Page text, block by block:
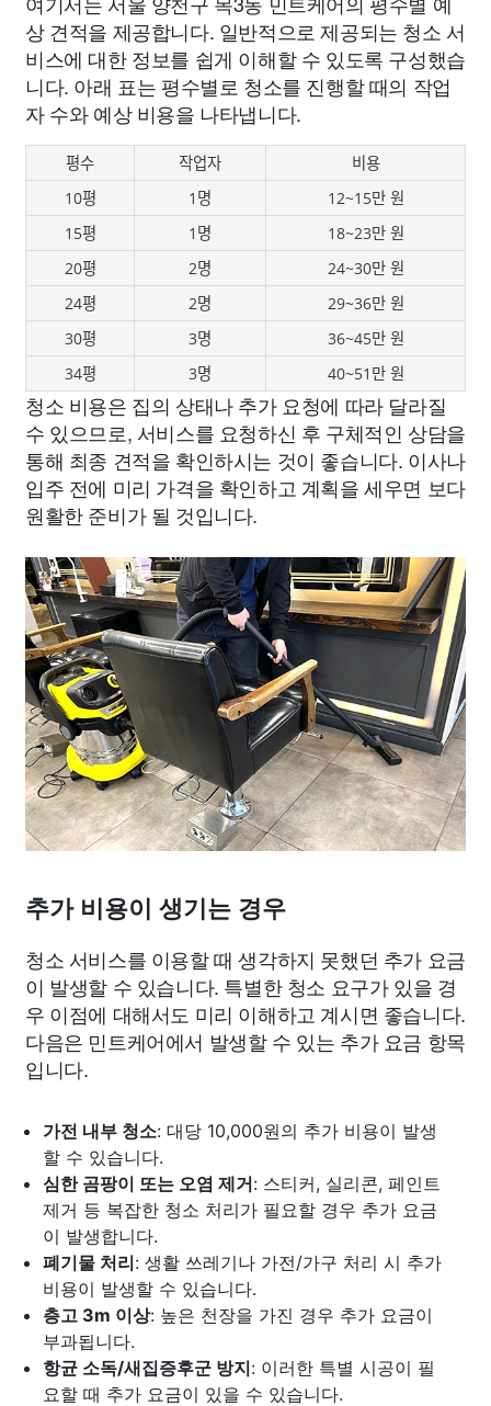
상 견적을 제공합니다. 일반적으로 제공되는 청소 서
비스에 대한 정보를 쉽게 이해할 수 있도록 구성했습
니다. 아래 표는 평수별로 청소를 진행할 때의 작업
자 수와 예상 비용을 나타냅니다.
평수 작업자
비용
10평
1명
12~15만 원
15평
1명
18~23만 원
20평
2명
24~30만 원
24평
2명
29~36만 원
30평
3명
36~45만 원
34평
3명 40~51만 원
청소 비용은 집의 상태나 추가 요청에 따라 달라질
수 있으므로, 서비스를 요청하신 후 구체적인 상담을
통해 최종 견적을 확인하시는 것이 좋습니다. 이사나
입주 전에 미리 가격을 확인하고 계획을 세우면 보다
원활한 준비가 될 것입니다.
추가 비용이 생기는 경우
청소 서비스를 이용할 때 생각하지 못했던 추가 요금
이 발생할 수 있습니다. 특별한 청소 요구가 있을 경
우 이점에 대해서도 미리 이해하고 계시면 좋습니다.
다음은 민트케어에서 발생할 수 있는 추가 요금 항목
입니다.
가전 내부 청소: 대당 10,000원의 추가 비용이 발생
할 수 있습니다.
심한 곰팡이 또는 오염 제거: 스티커, 실리콘, 페인트
제거 등 복잡한 청소 처리가 필요할 경우 추가 요금
이 발생합니다.
폐기물 처리: 생활 쓰레기나 가전/가구 처리 시 추가
비용이 발생할 수 있습니다.
층고 3m 이상: 높은 천장을 가진 경우 추가 요금이
부과됩니다.
항균 소독/새집증후군 방지: 이러한 특별 시공이 필
요할 때 추가 요금이 있을 수 있습니다.